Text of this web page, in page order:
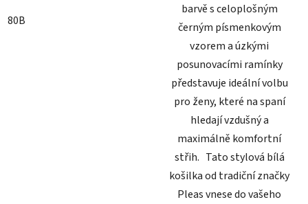
80B
barvě s celoplošným
černým písmenkovým
vzorem a úzkými
posunovacími ramínky
představuje ideální volbu
pro ženy, které na spaní
hledají vzdušný a
maximálně komfortní
střih. Tato stylová bílá
košilka od tradiční značky
Pleas vnese do vašeho